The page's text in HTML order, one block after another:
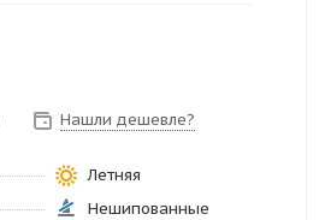
Нашли дешевле?
Летняя
Нешипованные